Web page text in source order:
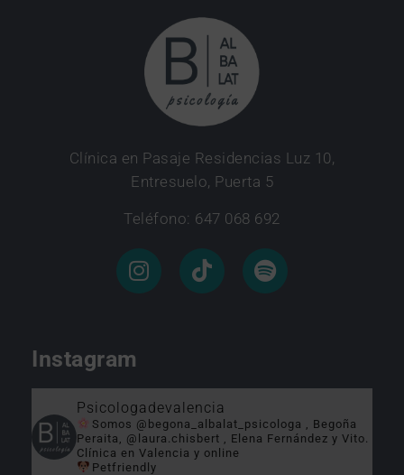
Clínica en Pasaje Residencias Luz 10,
Entresuelo, Puerta 5
Teléfono: 647 068 692
Instagram
Psicologadevalencia
Somos @begona_albalat_psicologa , Begoña
Peraita, @laura.chisbert , Elena Fernández y Vito.
Clínica en Valencia y online
Petfriendly